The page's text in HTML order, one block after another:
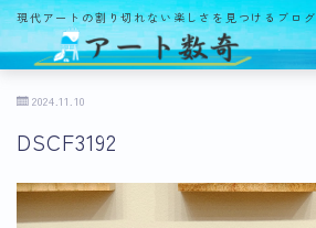
現代アートの割り切れない楽しさを見つけるブログ
アート数奇とは？
観る
2024.11.10
DSCF3192